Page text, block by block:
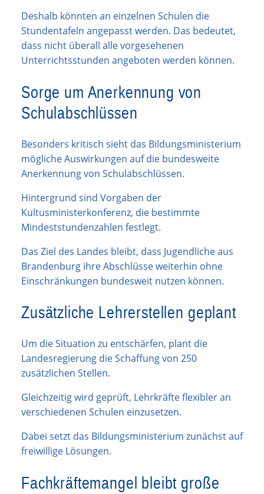
Deshalb könnten an einzelnen Schulen die
Stundentafeln angepasst werden. Das bedeutet,
dass nicht überall alle vorgesehenen
Unterrichtsstunden angeboten werden können.
Sorge um Anerkennung von
Schulabschlüssen
Besonders kritisch sieht das Bildungsministerium
mögliche Auswirkungen auf die bundesweite
Anerkennung von Schulabschlüssen.
Hintergrund sind Vorgaben der
Kultusministerkonferenz, die bestimmte
Mindeststundenzahlen festlegt.
Das Ziel des Landes bleibt, dass Jugendliche aus
Brandenburg ihre Abschlüsse weiterhin ohne
Einschränkungen bundesweit nutzen können.
Zusätzliche Lehrerstellen geplant
Um die Situation zu entschärfen, plant die
Landesregierung die Schaffung von 250
zusätzlichen Stellen.
Gleichzeitig wird geprüft, Lehrkräfte flexibler an
verschiedenen Schulen einzusetzen.
Dabei setzt das Bildungsministerium zunächst auf
freiwillige Lösungen.
Fachkräftemangel bleibt große